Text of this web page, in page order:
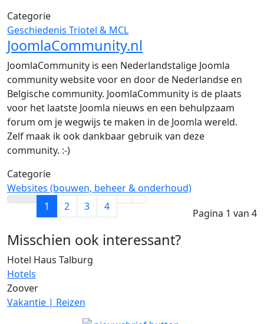
Categorie
Geschiedenis Triotel & MCL
JoomlaCommunity.nl
JoomlaCommunity is een Nederlandstalige Joomla
community website voor en door de Nederlandse en
Belgische community. JoomlaCommunity is de plaats
voor het laatste Joomla nieuws en een behulpzaam
forum om je wegwijs te maken in de Joomla wereld.
Zelf maak ik ook dankbaar gebruik van deze
community. :-)
Categorie
Websites (bouwen, beheer & onderhoud)
1
2 3 4
Pagina 1 van 4
Misschien ook interessant?
Hotel Haus Talburg
Hotels
Zoover
Vakantie | Reizen